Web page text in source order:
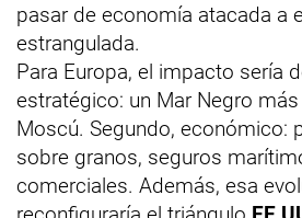
pasar de economía atacada a
estrangulada.
Para Europa, el impacto sería
estratégico: un Mar Negro
Moscú. Segundo, económico:
sobre granos, seguros
comerciales. Además, esa